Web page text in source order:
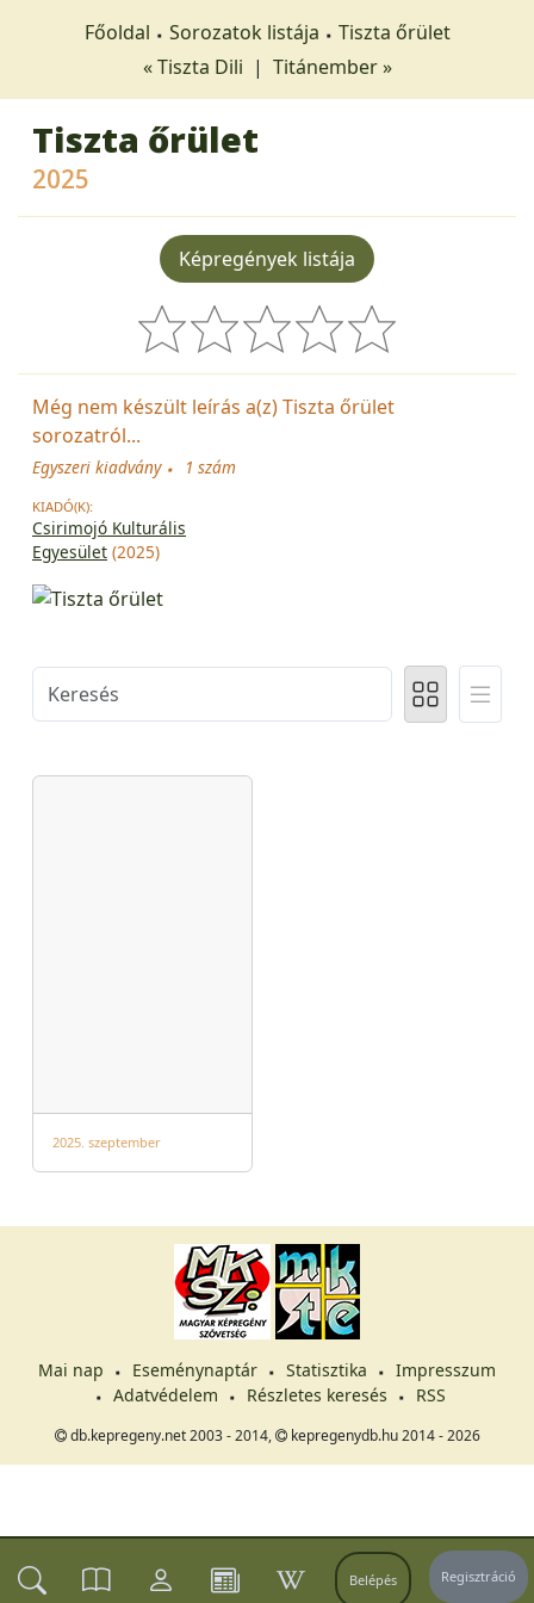
Belépés Regisztráció
Főoldal Sorozatok listája
Tiszta őrület
« Tiszta Dili | Titánember »
Tiszta őrület
2025
Képregények listája
Még nem készült leírás a(z) Tiszta őrület
sorozatról...
Egyszeri kiadvány 1 szám
KIADÓ(K):
Csirimojó Kulturális
Egyesület (2025)
2025. szeptember
Mai nap Eseménynaptár Statisztika
Impresszum
Adatvédelem
Részletes keresés RSS
db.kepregeny.net 2003 - 2014, kepregenydb.hu 2014 - 2026